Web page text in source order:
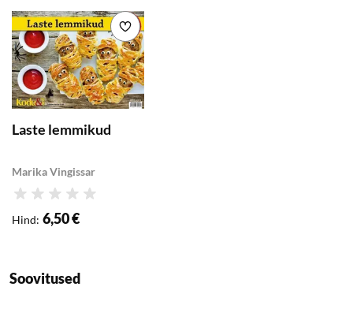
Laste lemmikud
Marika Vingissar
Hinnang
Hind: 6,50 €
Lisa soovikorvi
Soovitused